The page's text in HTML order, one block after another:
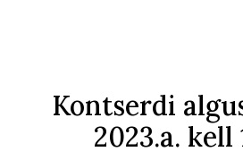
Kontserdi
2023.a. kell